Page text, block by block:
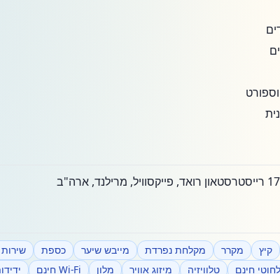
קיץ מקרר מקלחת נפרדת מייבש שיער כספת
חינם
טלוויזיה מיזוג אוויר מלון Wi-Fi חינם